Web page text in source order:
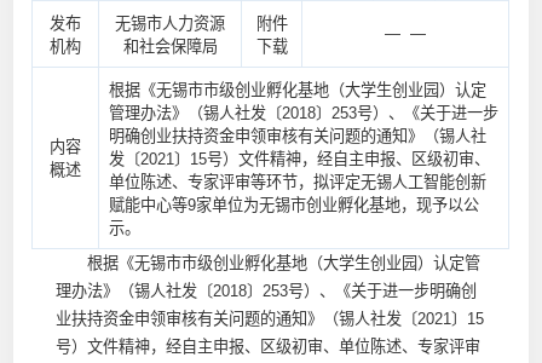
发布
机构
无锡市人力资源
和社会保障局
附件
下载
— —
内容
概述
根据《无锡市市级创业孵化基地（大学生创业园）认定
管理办法》（锡人社发〔2018〕253号）、《关于进一步
明确创业扶持资金申领审核有关问题的通知》（锡人社
发〔2021〕15号）文件精神，经自主申报、区级初审、
单位陈述、专家评审等环节，拟评定无锡人工智能创新
赋能中心等9家单位为无锡市创业孵化基地，现予以公
示。
根据《无锡市市级创业孵化基地（大学生创业园）认定管
理办法》（锡人社发〔2018〕253号）、《关于进一步明确创
业扶持资金申领审核有关问题的通知》（锡人社发〔2021〕15
号）文件精神，经自主申报、区级初审、单位陈述、专家评审